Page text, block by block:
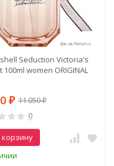
Seduction Victoria's
100ml women ORIGINAL
₽ 11 050₽
0
корзину